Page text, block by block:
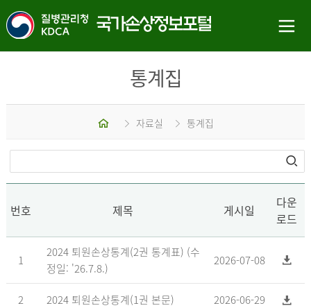
통계집
홈 자료실 통계집
번호 제목 게시일
다운
로드
1
2024 퇴원손상통계(2권 통계표) (수
정일: '26.7.8.)
2026-07-08
2 2024 퇴원손상통계(1권 본문) 2026-06-29